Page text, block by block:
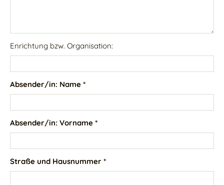
Enrichtung bzw. Organisation:
Absender/in: Name *
Absender/in: Vorname *
Straße und Hausnummer *